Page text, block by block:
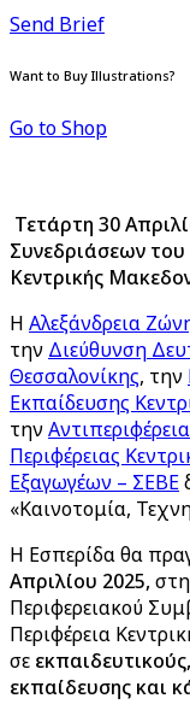
Send Brief
Want to Buy Illustrations?
Go to Shop
Τετάρτη 30
Συνεδριάσεων
Κεντρικής
Η Αλεξάνδρεια
την Διεύθυνση
Θεσσαλονίκης, την
Εκπαίδευσης
την
Περιφέρειας
Εξαγωγέων – ΣΕΒΕ
«Καινοτομία,
Η Εσπερίδα θα
Απριλίου 2025,
Περιφερειακού
Περιφέρεια
σε
εκπαίδευσης και